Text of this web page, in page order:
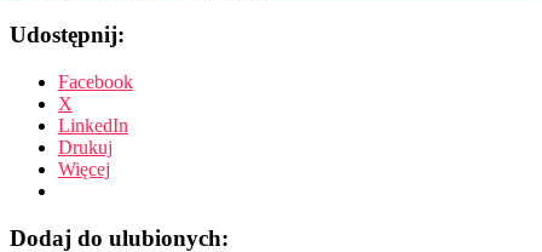
Udostępnij:
Facebook
X
LinkedIn
Drukuj
Więcej
Dodaj do ulubionych: